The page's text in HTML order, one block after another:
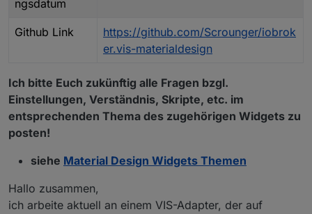
ngsdatum
Github Link
https://github.com/Scrounger/iobrok
er.vis-materialdesign
Ich bitte Euch zukünftig alle Fragen bzgl.
Einstellungen, Verständnis, Skripte, etc. im
entsprechenden Thema des zugehörigen Widgets zu
posten!
siehe Material Design Widgets Themen
Hallo zusammen,
ich arbeite aktuell an einem VIS-Adapter, der auf